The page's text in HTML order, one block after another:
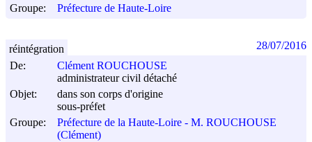
Groupe:
Préfecture de Haute-Loire
De:
Clément ROUCHOUSE
administrateur civil détaché
Objet:
dans son corps d'origine
sous-préfet
Groupe:
Préfecture de la Haute-Loire - M. ROUCHOUSE
(Clément)
réintégration 28/07/2016